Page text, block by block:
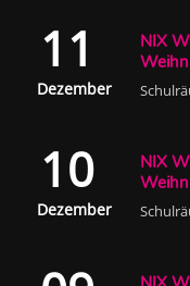
11
Dezember
NIX
10
Dezember
NIX